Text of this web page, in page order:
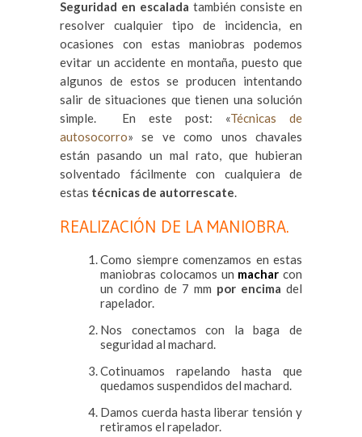
Seguridad en escalada también consiste en
resolver cualquier tipo de incidencia, en
ocasiones con estas maniobras podemos
evitar un accidente en montaña, puesto que
algunos de estos se producen intentando
salir de situaciones que tienen una solución
simple. En este post: «Técnicas de
autosocorro» se ve como unos chavales
están pasando un mal rato, que hubieran
solventado fácilmente con cualquiera de
estas técnicas de autorrescate.
REALIZACIÓN DE LA MANIOBRA.
Como siempre comenzamos en estas
maniobras colocamos un machar con
un cordino de 7 mm por encima del
rapelador.
Nos conectamos con la baga de
seguridad al machard.
Cotinuamos rapelando hasta que
quedamos suspendidos del machard.
Damos cuerda hasta liberar tensión y
retiramos el rapelador.